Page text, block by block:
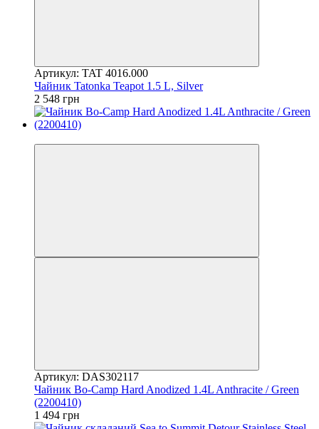
Артикул: TAT 4016.000
Чайник Tatonka Teapot 1.5 L, Silver
2 548 грн
Артикул: DAS302117
Чайник Bo-Camp Hard Anodized 1.4L Anthracite / Green
(2200410)
1 494 грн